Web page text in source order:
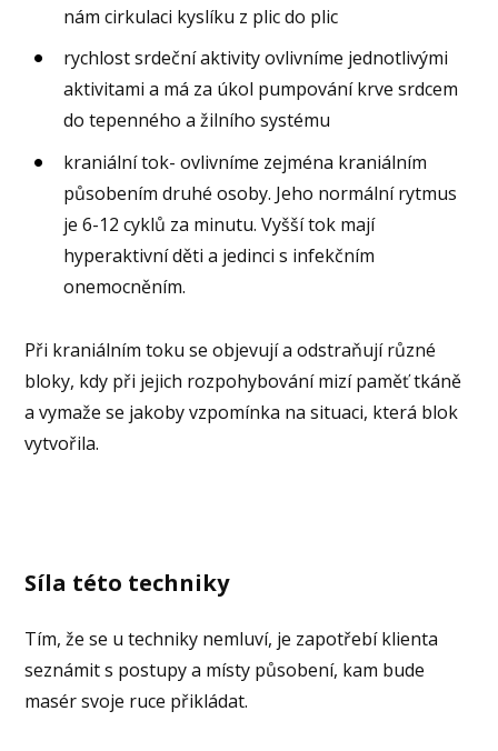
nám cirkulaci kyslíku z plic do plic
rychlost srdeční aktivity ovlivníme jednotlivými
aktivitami a má za úkol pumpování krve srdcem
do tepenného a žilního systému
kraniální tok- ovlivníme zejména kraniálním
působením druhé osoby. Jeho normální rytmus
je 6-12 cyklů za minutu. Vyšší tok mají
hyperaktivní děti a jedinci s infekčním
onemocněním.
Při kraniálním toku se objevují a odstraňují různé
bloky, kdy při jejich rozpohybování mizí paměť tkáně
a vymaže se jakoby vzpomínka na situaci, která blok
vytvořila.
Síla této techniky
Tím, že se u techniky nemluví, je zapotřebí klienta
seznámit s postupy a místy působení, kam bude
masér svoje ruce přikládat.